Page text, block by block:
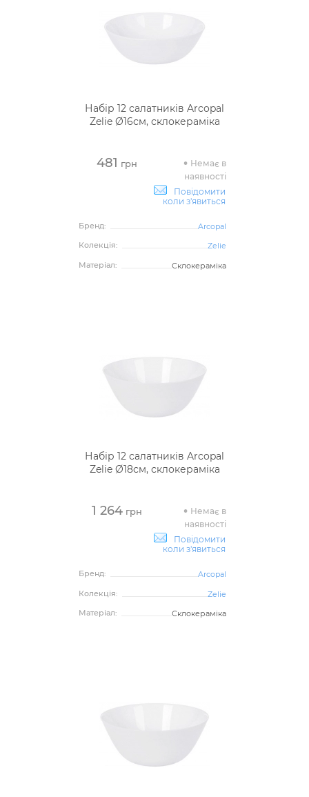
Набір 12 салатників Arcopal
Zelie Ø16см, склокераміка
481 грн
Немає в
наявності
Повідомити
коли з'явиться
Бренд:
Arcopal
Колекція:
Zelie
Матеріал:
Склокераміка
Набір 12 салатників Arcopal
Zelie Ø18см, склокераміка
1 264грн
Немає в
наявності
Повідомити
коли з'явиться
Бренд:
Arcopal
Колекція:
Zelie
Матеріал:
Склокераміка